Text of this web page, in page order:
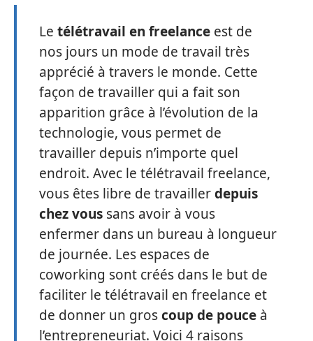
Le télétravail en freelance est de
nos jours un mode de travail très
apprécié à travers le monde. Cette
façon de travailler qui a fait son
apparition grâce à l’évolution de la
technologie, vous permet de
travailler depuis n’importe quel
endroit. Avec le télétravail freelance,
vous êtes libre de travaillerdepuis
chez vous sans avoir à vous
enfermer dans un bureau à longueur
de journée. Les espaces de
coworking sont créés dans le but de
faciliter le télétravail en freelance et
de donner un groscoup de pouce à
l’entrepreneuriat. Voici 4 raisons